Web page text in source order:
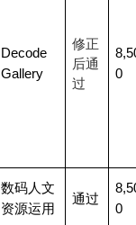
Decode
Gallery
修正
后通
过
0
数码人文
资源运用
通过
0